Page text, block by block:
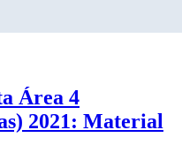
Área 4
2021: Material